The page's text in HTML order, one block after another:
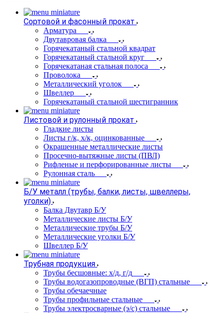
Сортовой и фасонный прокат
Арматура
Двутавровая балка
Горячекатаный стальной квадрат
Горячекатаный стальной круг
Горячекатаная стальная полоса
Проволока
Металлический уголок
Швеллер
Горячекатаный стальной шестигранник
Листовой и рулонный прокат
Гладкие листы
Листы г/к, х/к, оцинкованные
Окрашенные металлические листы
Просечно-вытяжные листы (ПВЛ)
Рифленые и перфорированные листы
Рулонная сталь
Б/У металл (трубы, балки, листы, швеллеры,
уголки)
Балка Двутавр Б/У
Металлические листы Б/У
Металлические трубы Б/У
Металлические уголки Б/У
Швеллер Б/У
Трубная продукция
Трубы бесшовные: х/д, г/д
Трубы водогазопроводные (ВГП) стальные
Трубы обечаечные
Трубы профильные стальные
Трубы электросварные (э/с) стальные